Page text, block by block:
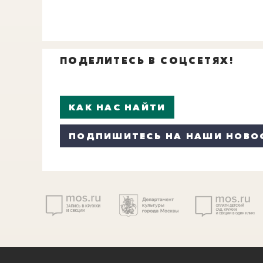
ПОДЕЛИТЕСЬ В СОЦСЕТЯХ!
КАК НАС НАЙТИ
ПОДПИШИТЕСЬ НА НАШИ